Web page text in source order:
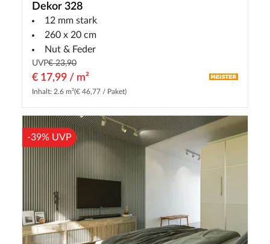
Dekor 328
12 mm stark
260 x 20 cm
Nut & Feder
UVP€ 23,90
€ 17,99 / m²
Inhalt: 2.6 m²(€ 46,77 / Paket)
-39% UVP